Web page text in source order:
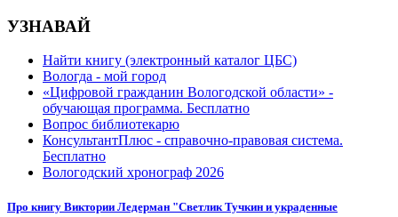
УЗНАВАЙ
Найти книгу (электронный каталог ЦБС)
Вологда - мой город
«Цифровой гражданин Вологодской области» -
обучающая программа. Бесплатно
Вопрос библиотекарю
КонсультантПлюс - справочно-правовая система.
Бесплатно
Вологодский хронограф 2026
Про книгу Виктории Ледерман "Светлик Тучкин и украденные